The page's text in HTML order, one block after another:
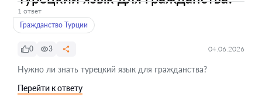
1 ответ
Гражданство Турции
0 3 04.06.2026
Нужно ли знать турецкий язык для гражданства?
Перейти к ответу